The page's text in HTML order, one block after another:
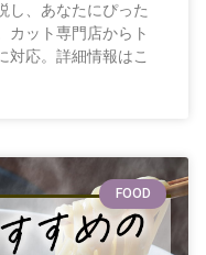
し、あなたにぴった
カット専門店からト
対応。詳細情報はこ
FOOD